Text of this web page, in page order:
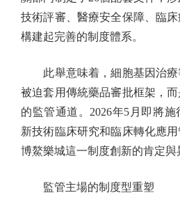
技術評審、醫療安全保障、臨床
構建起完善的制度體系。
此舉意味着，細胞基因治療
被迫套用傳統藥品審批框架，
的監管通道。2026年5月即將
新技術臨床研究和臨床轉化應
博鰲樂城這一制度創新的肯定與
監管主場的制度型重塑